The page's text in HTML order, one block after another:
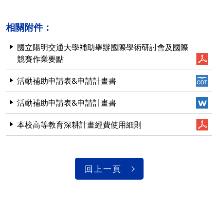
相關附件：
國立陽明交通大學補助舉辦國際學術研討會及國際
競賽作業要點
活動補助申請表&申請計畫書
活動補助申請表&申請計畫書
本校高等教育深耕計畫經費使用細則
回上一頁